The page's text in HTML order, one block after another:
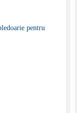
pentru